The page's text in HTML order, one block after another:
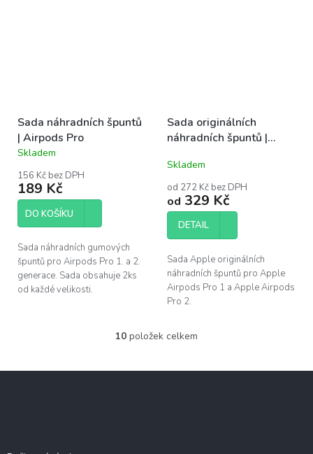
Sada náhradních špuntů
| Airpods Pro
Průměrné
produktu
je
5,0
hvězdiček.
Skladem
156 Kč bez DPH
189 Kč
DO KOŠÍKU
Sada náhradních gumových
špuntů pro Airpods Pro 1. a 2.
generace. Sada obsahuje 2ks
od každé velikosti.
Sada originálních
náhradních špuntů |
Skladem
od 272 Kč bez DPH
od 329 Kč
DETAIL
Sada Apple originálních
náhradních špuntů pro Apple
Airpods Pro 1 a Apple Airpods
Pro 2.
O
l
10 položek celkem